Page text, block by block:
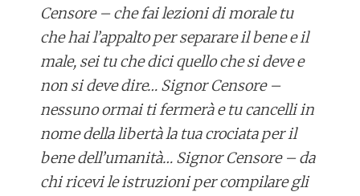
Censore – che fai lezioni di morale tu
che hai l’appalto per separare il bene e il
male, sei tu che dici quello che si deve e
non si deve dire… Signor Censore –
nessuno ormai ti fermerà e tu cancelli in
nome della libertà la tua crociata per il
bene dell’umanità… Signor Censore – da
chi ricevi le istruzioni per compilare gli